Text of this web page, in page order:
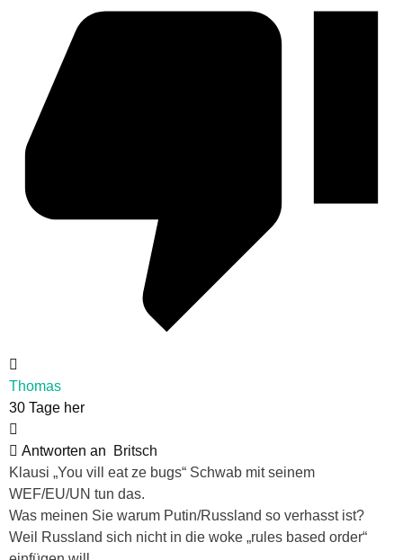
Thomas
30 Tage her
Antworten an
Britsch
Klausi „You vill eat ze bugs“ Schwab mit seinem
WEF/EU/UN tun das.
Was meinen Sie warum Putin/Russland so verhasst ist?
Weil Russland sich nicht in die woke „rules based order“